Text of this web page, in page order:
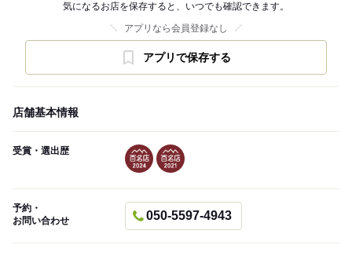
気になるお店を保存すると、いつでも確認できます。
アプリなら会員登録なし
アプリで保存する
店舗基本情報
受賞・選出歴
予約・
お問い合わせ
050-5597-4943